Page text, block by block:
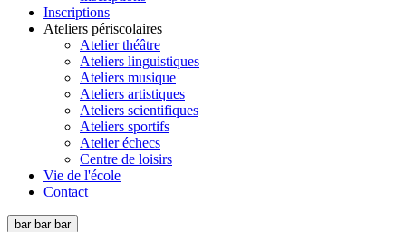
Inscriptions
Ateliers périscolaires
Atelier théâtre
Ateliers linguistiques
Ateliers musique
Ateliers artistiques
Ateliers scientifiques
Ateliers sportifs
Atelier échecs
Centre de loisirs
Vie de l'école
Contact
bar bar bar